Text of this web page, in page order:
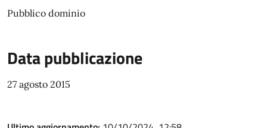
Pubblico dominio
Data pubblicazione
27 agosto 2015